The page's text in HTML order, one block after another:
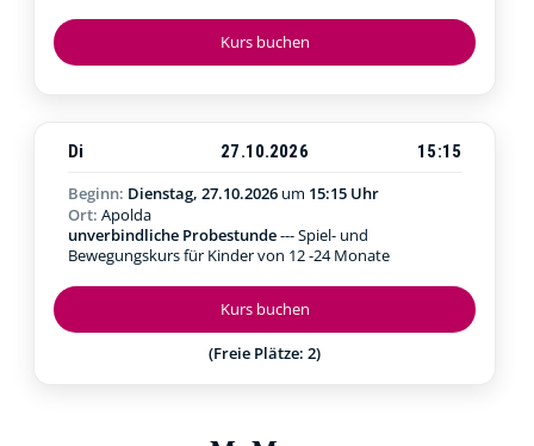
Kurs buchen
Kurs buchen
(Freie Plätze: 2)
Di 27.10.2026
15:15
Beginn: Dienstag, 27.10.2026 um 15:15 Uhr
Ort: Apolda
unverbindliche Probestunde--- Spiel- und
Bewegungskurs für Kinder von 12 -24 Monate